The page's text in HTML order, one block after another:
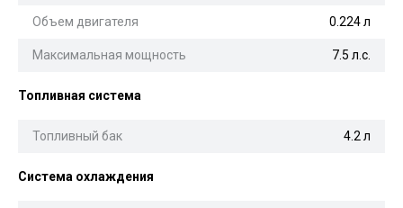
Объем двигателя 0.224 л
Максимальная мощность 7.5 л.с.
Топливная система
Топливный бак 4.2 л
Система охлаждения